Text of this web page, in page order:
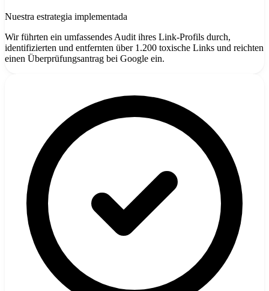
Nuestra estrategia implementada
Wir führten ein umfassendes Audit ihres Link-Profils durch,
identifizierten und entfernten über 1.200 toxische Links und reichten
einen Überprüfungsantrag bei Google ein.